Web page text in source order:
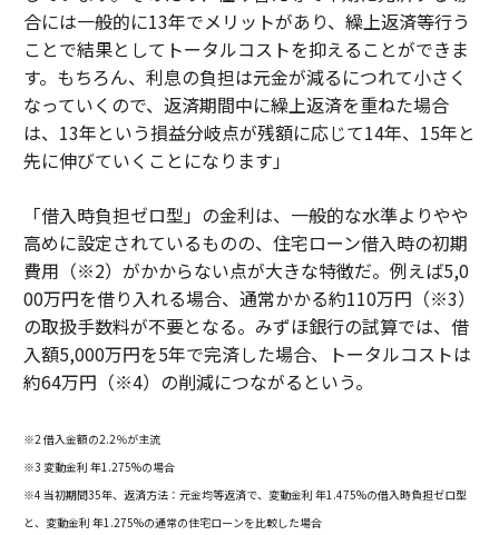
合には一般的に13年でメリットがあり、繰上返済等行う
ことで結果としてトータルコストを抑えることができま
す。もちろん、利息の負担は元金が減るにつれて小さく
なっていくので、返済期間中に繰上返済を重ねた場合
は、13年という損益分岐点が残額に応じて14年、15年と
先に伸びていくことになります」
「借入時負担ゼロ型」の金利は、一般的な水準よりやや
高めに設定されているものの、住宅ローン借入時の初期
費用（※2）がかからない点が大きな特徴だ。例えば5,0
00万円を借り入れる場合、通常かかる約110万円（※3）
の取扱手数料が不要となる。みずほ銀行の試算では、借
入額5,000万円を5年で完済した場合、トータルコストは
約64万円（※4）の削減につながるという。
※2 借入金額の2.2％が主流
※3 変動金利 年1.275%の場合
※4 当初期間35年、返済方法：元金均等返済で、変動金利 年1.475%の借入時負担ゼロ型
と、変動金利 年1.275%の通常の住宅ローンを比較した場合